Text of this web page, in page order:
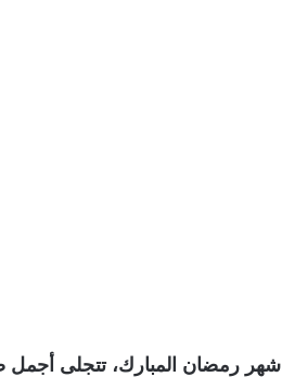
رمضان المبارك، تتجلى أجمل